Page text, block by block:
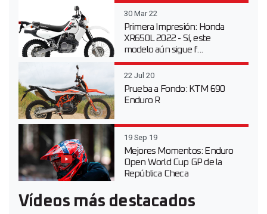
30 Mar 22
Primera Impresión: Honda
XR650L 2022 - Sí, este
modelo aún sigue f...
22 Jul 20
Prueba a Fondo: KTM 690
Enduro R
19 Sep 19
Mejores Momentos: Enduro
Open World Cup GP de la
República Checa
Vídeos más destacados